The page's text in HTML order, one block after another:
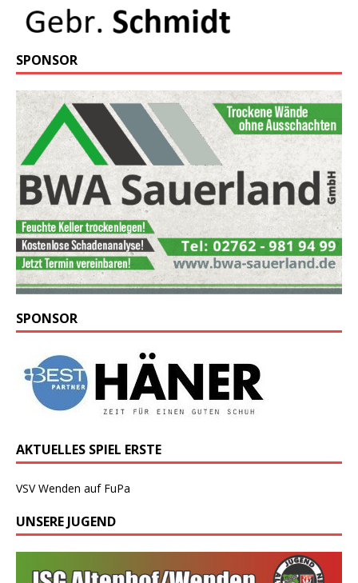
SPONSOR
SPONSOR
AKTUELLES SPIEL ERSTE
VSV Wenden auf FuPa
UNSERE JUGEND